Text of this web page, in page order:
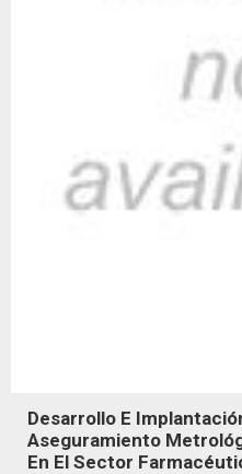
Desarrollo E
Aseguramiento
En El Sector